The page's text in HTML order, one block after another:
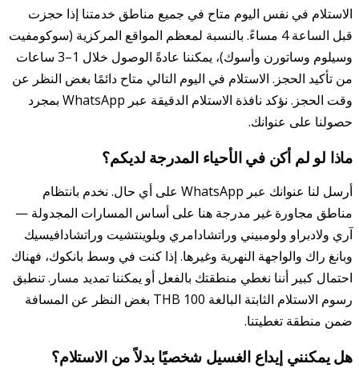
الاستلام في نفس اليوم متاح في جميع مناطق خدمتنا إذا حجزت
قبل الساعة 4 مساءً. بالنسبة لمعظم المواقع المركزية (سوكومفيت
وسيلوم وساتورن وأسوك)، يمكننا عادةً الوصول خلال 1–3 ساعات
من تأكيد الحجز. الاستلام في اليوم التالي متاح دائمًا بغض النظر عن
وقت الحجز. نؤكد نافذة الاستلام الدقيقة عبر WhatsApp بمجرد
حصولنا على عنوانك.
ماذا لو لم أكن في الأحياء المدرجة لديكم؟
أرسل لنا عنوانك عبر WhatsApp على أي حال. نخدم بانتظام
مناطق مجاورة غير مدرجة هنا على أساس المسارات المجدولة —
آري ولادبراو ولومبيني وراتشادامري وبلوينتشيت وراتشادافيسيك
وبانغ راك والواجهة النهرية وغيرها. إذا كنت في وسط بانكوك، فهناك
احتمال كبير أننا نغطي منطقتك بالفعل أو يمكننا تمديد مسار. تنطبق
رسوم الاستلام الثابتة البالغة 100 THB بغض النظر عن المسافة
ضمن منطقة تغطيتنا.
هل يمكنني إيداع الغسيل شخصيًا بدلاً من الاستلام؟